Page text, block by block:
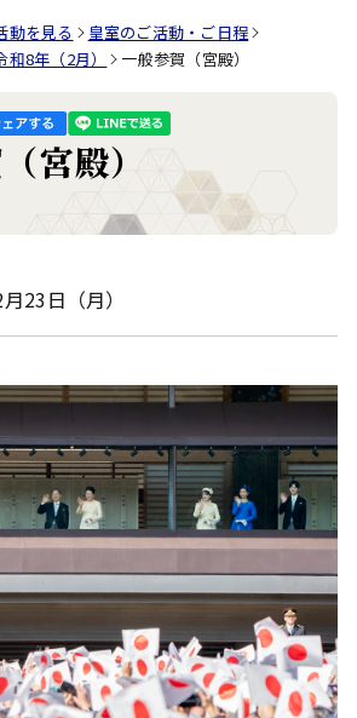
動を見る
皇室のご活動・ご日程
和8年（2月） 一般参賀（宮殿）
宮殿）
23日（月）